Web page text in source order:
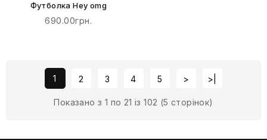
Футболка Hey omg
690.00грн.
1 2 3 4 5 > >|
Показано з 1 по 21 із 102 (5 сторінок)